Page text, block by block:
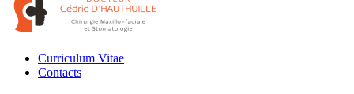
Curriculum Vitae
Contacts